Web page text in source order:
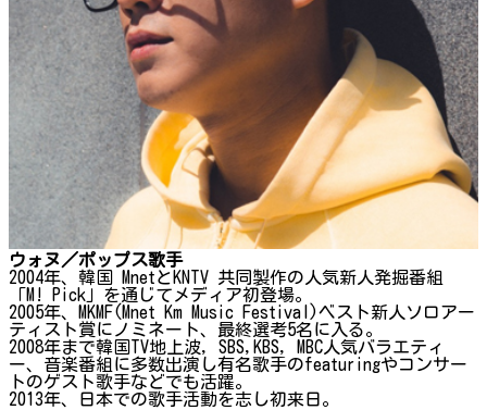
ウォヌ／ポップス歌手
2004年、韓国 MnetとKNTV 共同製作の人気新人発掘番組
「M! Pick」を通じてメディア初登場。
2005年、MKMF(Mnet Km Music Festival)ベスト新人ソロアー
ティスト賞にノミネート、最終選考5名に入る。
2008年まで韓国TV地上波, SBS,KBS, MBC人気バラエティ
ー、音楽番組に多数出演し有名歌手のfeaturingやコンサー
トのゲスト歌手などでも活躍。
2013年、日本での歌手活動を志し初来日。